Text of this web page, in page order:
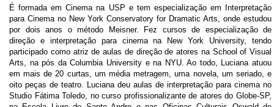
É formada em Cinema na USP e tem especialização em Interpretação
para Cinema no New York Conservatory for Dramatic Arts, onde estudou
por dois anos o método Meisner. Fez cursos de especialização de
direção e interpretação para cinema na New York University, tendo
participado como atriz de aulas de direção de atores na School of Visual
Arts, na pós da Columbia University e na NYU. Ao todo, Luciana atuou
em mais de 20 curtas, um média metragem, uma novela, um seriado, e
oito peças de teatro. Luciana deu aulas de interpretação para cinema no
Studio Fátima Toledo, no curso profissionalizante de atores do Globe-SP,